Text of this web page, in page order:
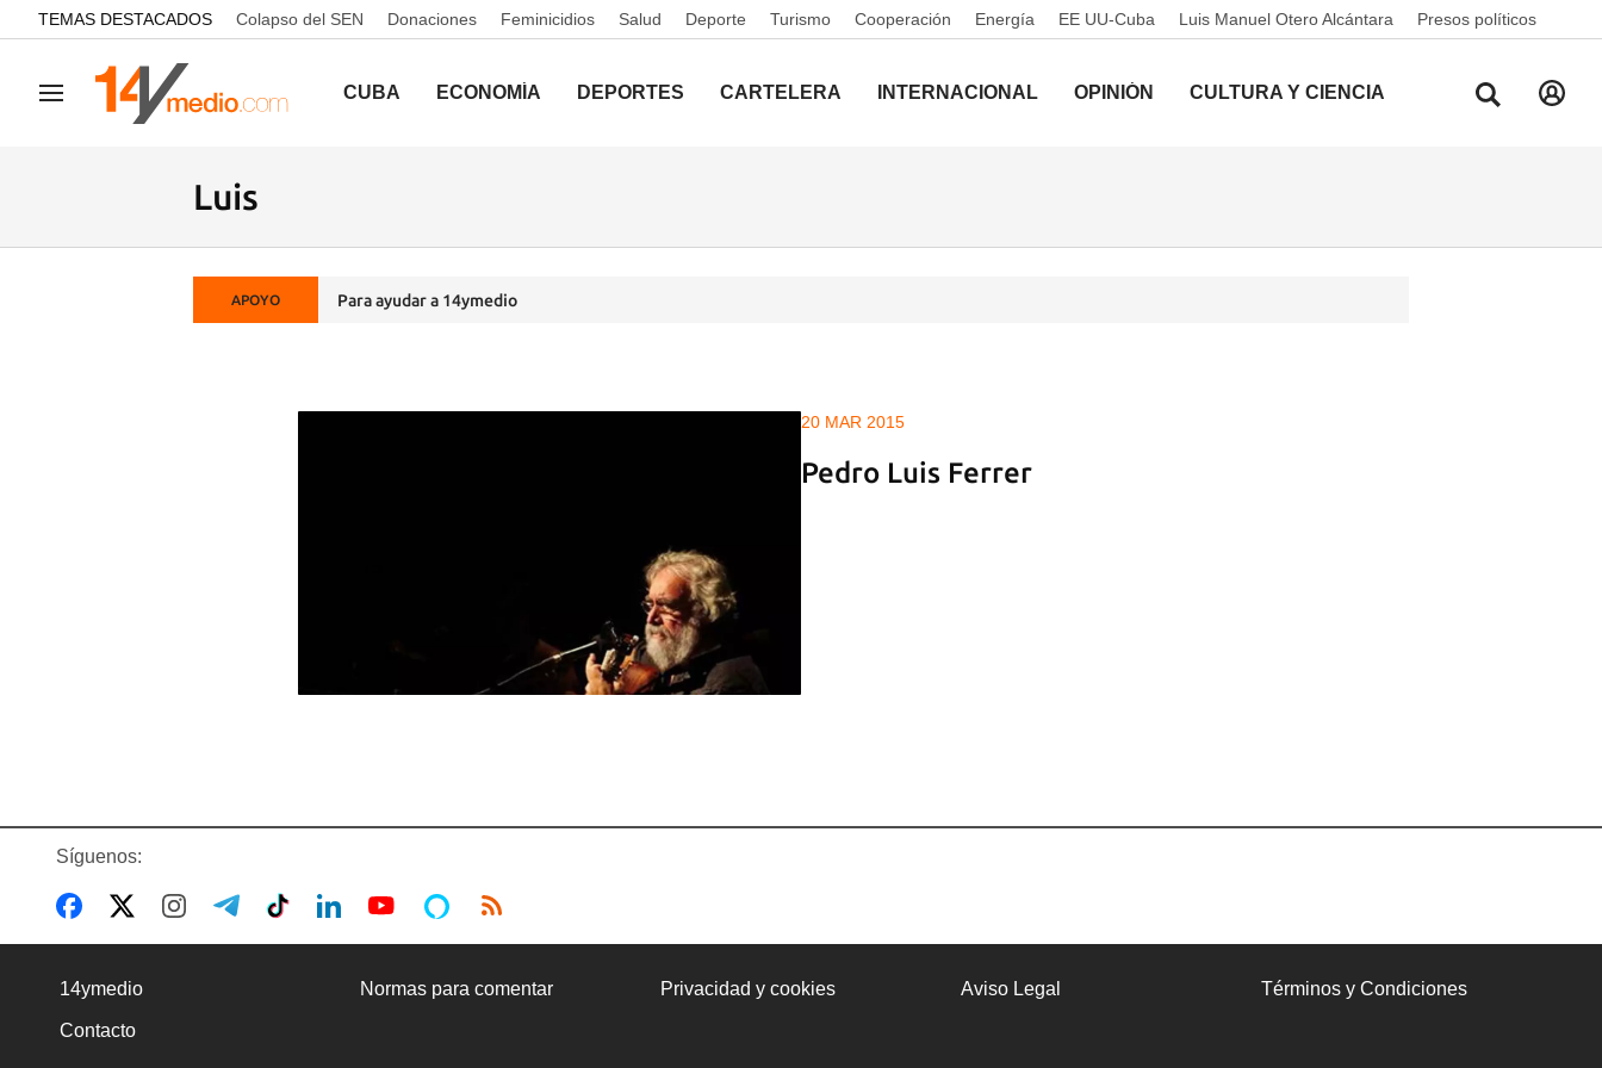
common.go-to-content
TEMAS DESTACADOS Colapso del SEN Donaciones Feminicidios Salud Deporte Turismo Cooperación Energía EE UU-Cuba Luis Manuel Otero Alcántara Presos políticos
Navegación CUBA ECONOMÍA DEPORTES CARTELERA INTERNACIONAL OPINIÓN CULTURA Y CIENCIA
Luis
APOYO Para ayudar a 14ymedio
20 MAR 2015
Pedro Luis Ferrer
Síguenos:
14ymedio Normas para comentar Privacidad y cookies Aviso Legal Términos y Condiciones
Contacto